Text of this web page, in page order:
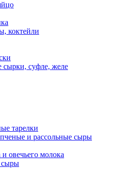
коктейли
сырки, суфле, желе
тарелки
и рассольные сыры
овечьего молока
сыры